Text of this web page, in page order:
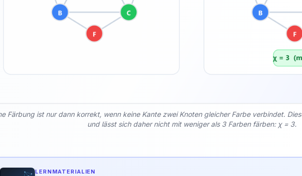
Färbung ist nur dann korrekt, wenn keine Kante zwei Knoten gleicher Farbe verbindet.
und lässt sich daher nicht mit weniger als 3 Farben färben: χ = 3.
LERNMATERIALIEN